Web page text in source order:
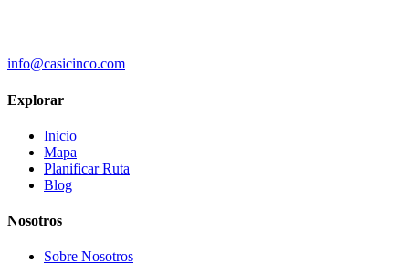
info@casicinco.com
Explorar
Inicio
Mapa
Planificar Ruta
Blog
Nosotros
Sobre Nosotros